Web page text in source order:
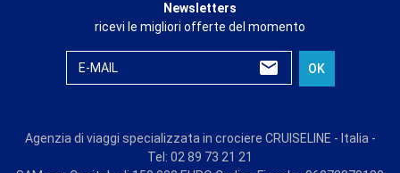
Newsletters
ricevi le migliori offerte del momento
E-MAIL OK
Agenzia di viaggi specializzata in crociere CRUISELINE - Italia -
Tel: 02 89 73 21 21